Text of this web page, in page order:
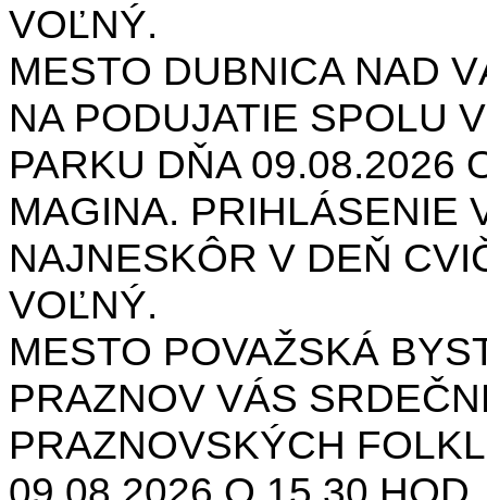
VOĽNÝ.
MESTO DUBNICA NAD
NA PODUJATIE SPOLU
PARKU DŇA 09.08.2026
MAGINA. PRIHLÁSENIE
NAJNESKÔR V DEŇ
VOĽNÝ.
MESTO POVAŽSKÁ
PRAZNOV VÁS
PRAZNOVSKÝCH